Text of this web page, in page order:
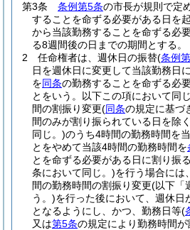
第3条
条例第5条の市長が規則で定
することを命ずる必要がある日を
から当該勤務することを命ずる必
る8週間後の日までの期間とする。
2
任命権者は、週休日の振替(条例
日を週休日に変更して当該勤務日
を同条の勤務することを命ずる必
とをいう。以下この項において同
間の割振り変更(同条の規定に基づ
間のみが割り振られている日を除
同じ。)のうち4時間の勤務時間を
とをやめて当該4時間の勤務時間を
とを命ずる必要がある日に割り振
条において同じ。)を行う場合には
間の勤務時間の割振り変更(以下「
う。)を行った後において、週休日
となるようにし、かつ、勤務日等(
又は第5条の規定により勤務時間が